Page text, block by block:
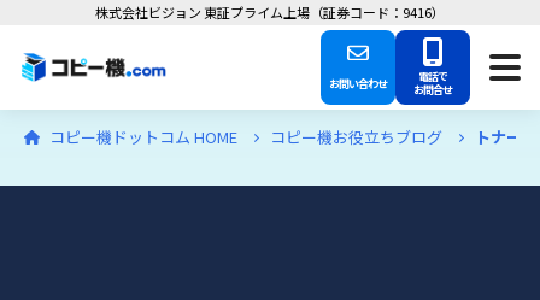
株式会社ビジョン 東証プライム上場（証券コード：9416）
お問い合わせ 電話で
お問合せ
コピー機ドットコム HOME コピー機お役立ちブログ トナー